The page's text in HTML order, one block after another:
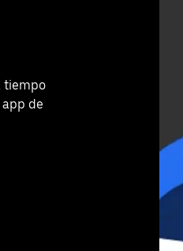
tiempo
de